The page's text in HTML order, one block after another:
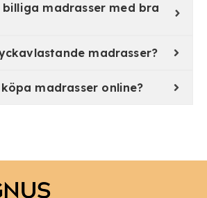
billiga madrasser med bra
madrasser?
madrasser online?